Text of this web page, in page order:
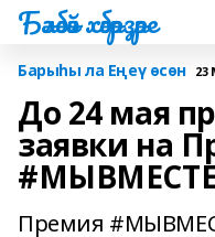
Бәләбәй хәбәрҙәре
Барыһы ла Еңеү өсөн 23
До 24 мая
заявки на
#МЫВМЕСТЕ
Премия